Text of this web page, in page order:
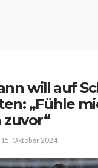
will auf
„Fühle
15. Oktober 2024